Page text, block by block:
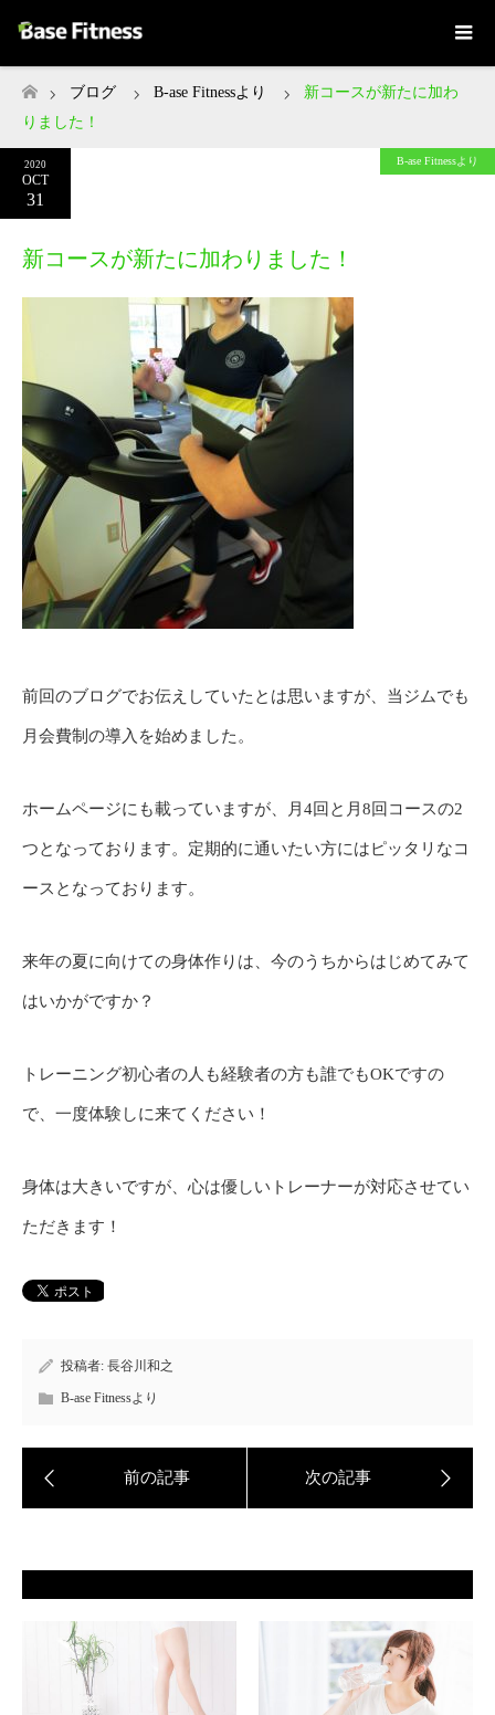
ホーム
ブログ B-ase Fitnessより
新コースが新たに加わ
りました！
2020
OCT
31
B-ase Fitnessより
新コースが新たに加わりました！
前回のブログでお伝えしていたとは思いますが、当ジムでも
月会費制の導入を始めました。
ホームページにも載っていますが、月4回と月8回コースの2
つとなっております。定期的に通いたい方にはピッタリなコ
ースとなっております。
来年の夏に向けての身体作りは、今のうちからはじめてみて
はいかがですか？
トレーニング初心者の人も経験者の方も誰でもOKですの
で、一度体験しに来てください！
身体は大きいですが、心は優しいトレーナーが対応させてい
ただきます！
投稿者: 長谷川和之
B-ase Fitnessより